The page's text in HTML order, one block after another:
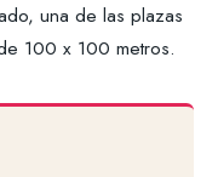
una de las plazas
100 x 100 metros.